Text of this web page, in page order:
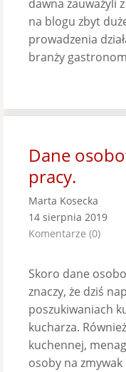
dawna zauważyli
na blogu zbyt
prowadzenia
branży
Dane
pracy.
Marta Kosecka
14 sierpnia 2019
Komentarze (0)
Skoro dane
znaczy, że dziś
poszukiwaniach
kucharza.
kuchennej,
osoby na zmywak